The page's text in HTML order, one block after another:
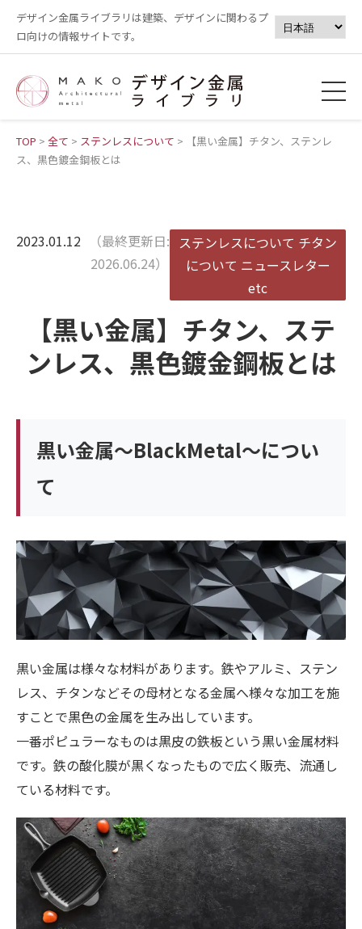
デザイン金属ライブラリは建築、デザインに関わるプ
ロ向けの情報サイトです。
TOP > 全て > ステンレスについて >
【黒い金属】チタン、ステンレ
ス、黒色鍍金鋼板とは
2023.01.12
（最終更新日:
2026.06.24）
ステンレスについて チタン
について ニュースレター
etc
【黒い金属】チタン、ステ
ンレス、黒色鍍金鋼板とは
黒い金属〜BlackMetal〜につい
て
黒い金属は様々な材料があります。鉄やアルミ、ステン
レス、チタンなどその母材となる金属へ様々な加工を施
すことで黒色の金属を生み出しています。
一番ポピュラーなものは黒皮の鉄板という黒い金属材料
です。鉄の酸化膜が黒くなったもので広く販売、流通し
ている材料です。